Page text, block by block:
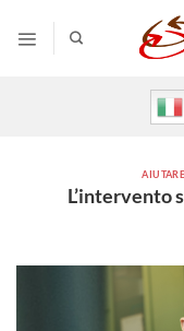
contenuti
L’intervento